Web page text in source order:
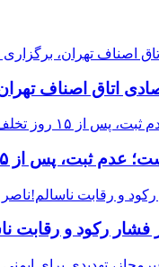
اتاق اصناف
رکود و رقابت